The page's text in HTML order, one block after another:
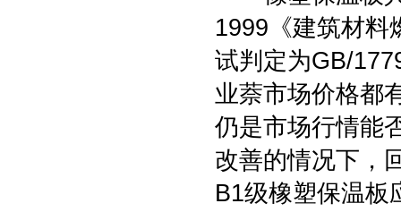
1999《建筑材料
试判定为GB/
业萘市场价格都
仍是市场行情能
改善的情况下，
B1级橡塑保温板